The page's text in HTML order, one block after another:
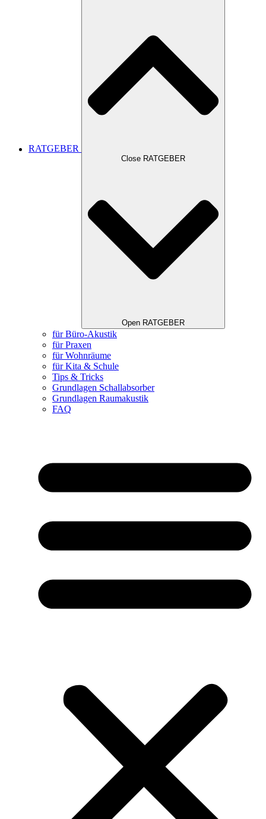
RATGEBER
Close RATGEBER
Open RATGEBER
für Büro-Akustik
für Praxen
für Wohnräume
für Kita & Schule
Tips & Tricks
Grundlagen Schallabsorber
Grundlagen Raumakustik
FAQ